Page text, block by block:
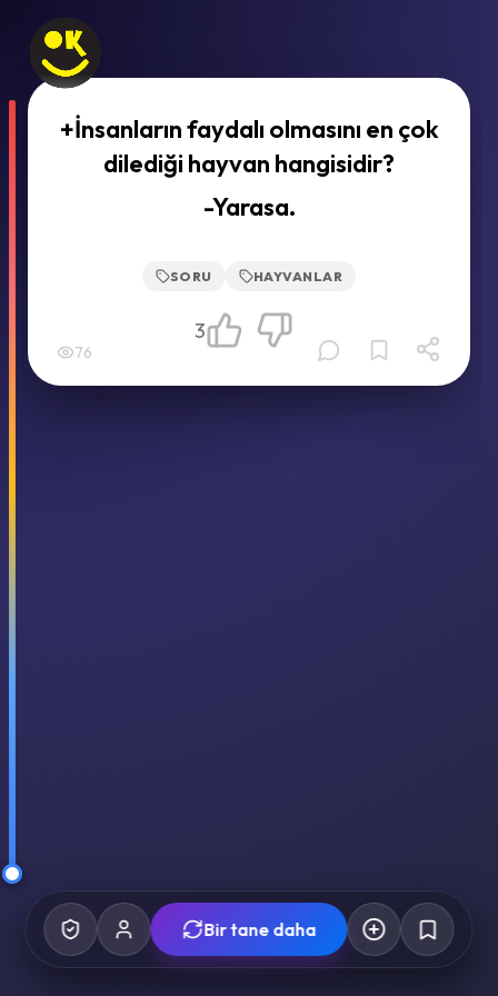
+İnsanların faydalı olmasını en çok
dilediği hayvan hangisidir?
-Yarasa.
SORU HAYVANLAR
76
3
Bir tane daha